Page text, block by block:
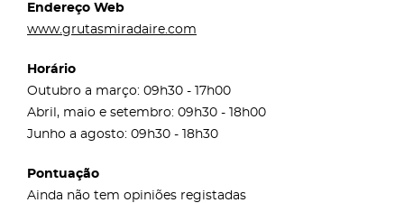
Endereço Web
www.grutasmiradaire.com
Horário
Outubro a março: 09h30 - 17h00
Abril, maio e setembro: 09h30 - 18h00
Junho a agosto: 09h30 - 18h30
Pontuação
Ainda não tem opiniões registadas